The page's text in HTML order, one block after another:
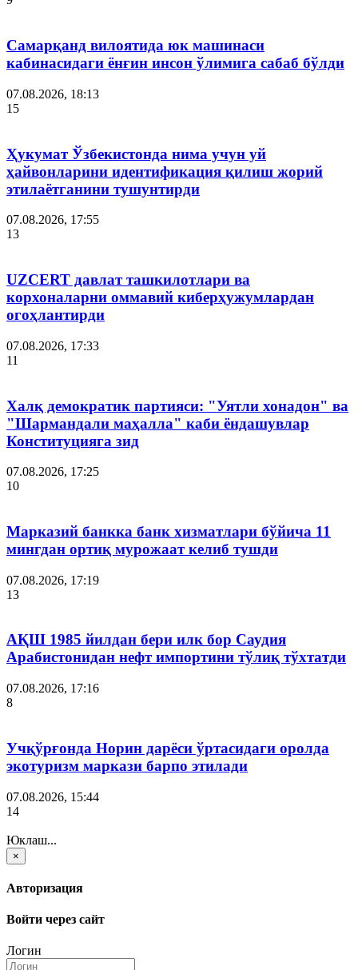
Самарқанд вилоятида юк машинаси
кабинасидаги ёнғин инсон ўлимига сабаб бўлди
07.08.2026, 18:13
15
Ҳукумат Ўзбекистонда нима учун уй
ҳайвонларини идентификация қилиш жорий
этилаётганини тушунтирди
07.08.2026, 17:55
13
UZCERT давлат ташкилотлари ва
корхоналарни оммавий киберҳужумлардан
огоҳлантирди
07.08.2026, 17:33
11
Халқ демократик партияси: "Уятли хонадон" ва
"Шармандали маҳалла" каби ёндашувлар
Конституцияга зид
07.08.2026, 17:25
10
Марказий банкка банк хизматлари бўйича 11
мингдан ортиқ мурожаат келиб тушди
07.08.2026, 17:19
13
АҚШ 1985 йилдан бери илк бор Саудия
Арабистонидан нефт импортини тўлиқ тўхтатди
07.08.2026, 17:16
8
Учқўрғонда Норин дарёси ўртасидаги оролда
экотуризм маркази барпо этилади
07.08.2026, 15:44
14
Юклаш...
×
Авторизация
Войти через сайт
Логин